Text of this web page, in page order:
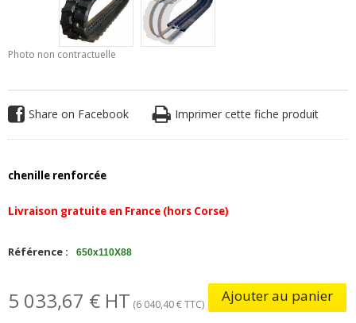
Photo non contractuelle
Share on Facebook Imprimer cette fiche produit
chenille renforcée
Livraison gratuite en France (hors Corse)
Référence : 650x110X88
5 033,67 € HT (6 040,40 € TTC) Ajouter au panier